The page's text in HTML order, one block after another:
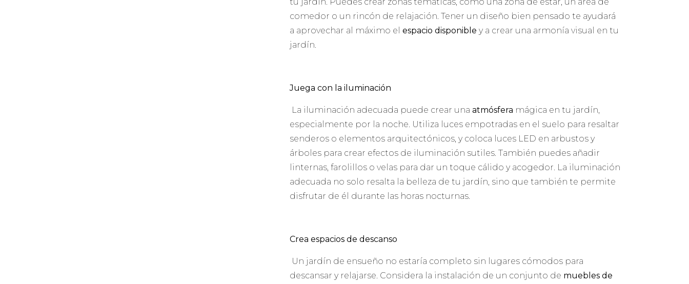
comedor o un rincón de relajación. Tener un diseño bien pensado te ayudará
a aprovechar al máximo elespacio disponible y a crear una armonía visual en tu
jardín.
Juega con la iluminación
La iluminación adecuada puede crear unaatmósfera mágica en tu jardín,
especialmente por la noche. Utiliza luces empotradas en el suelo para resaltar
senderos o elementos arquitectónicos, y coloca luces LED en arbustos y
árboles para crear efectos de iluminación sutiles. También puedes añadir
linternas, farolillos o velas para dar un toque cálido y acogedor. La iluminación
adecuada no solo resalta la belleza de tu jardín, sino que también te permite
disfrutar de él durante las horas nocturnas.
Crea espacios de descanso
Un jardín de ensueño no estaría completo sin lugares cómodos para
descansar y relajarse. Considera la instalación de un conjunto de muebles de